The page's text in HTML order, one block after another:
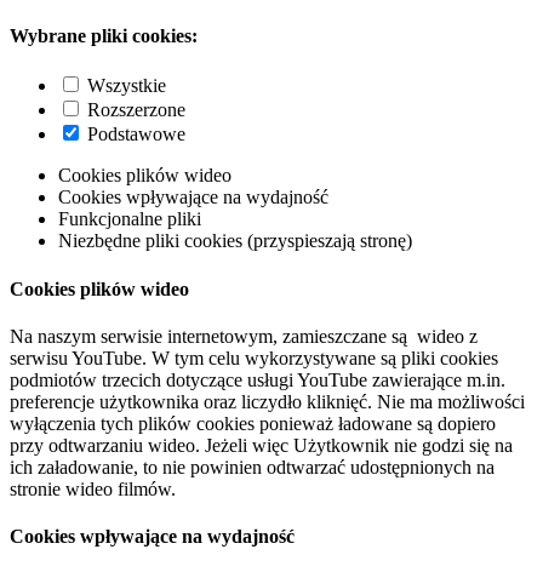
Wybrane pliki cookies:
Wszystkie
Rozszerzone
Podstawowe
Cookies plików wideo
Cookies wpływające na wydajność
Funkcjonalne pliki
Niezbędne pliki cookies (przyspieszają stronę)
Cookies plików wideo
Na naszym serwisie internetowym, zamieszczane są wideo z
serwisu YouTube. W tym celu wykorzystywane są pliki cookies
podmiotów trzecich dotyczące usługi YouTube zawierające m.in.
preferencje użytkownika oraz liczydło kliknięć. Nie ma możliwości
wyłączenia tych plików cookies ponieważ ładowane są dopiero
przy odtwarzaniu wideo. Jeżeli więc Użytkownik nie godzi się na
ich załadowanie, to nie powinien odtwarzać udostępnionych na
stronie wideo filmów.
Cookies wpływające na wydajność